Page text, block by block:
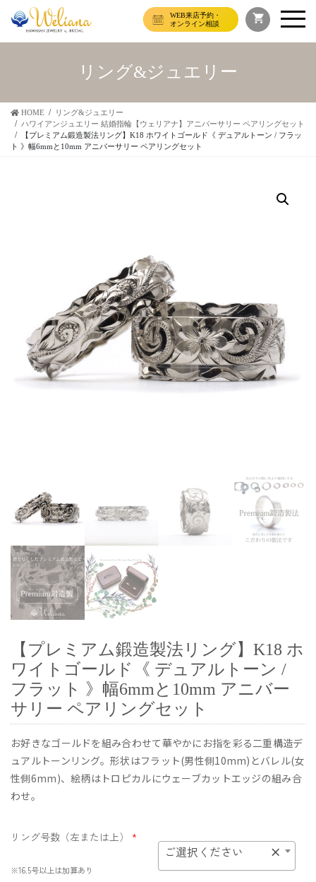
WEB来店予約・
オンライン相談
リング&ジュエリー
HOME
リング&ジュエリー
ハワイアンジュエリー 結婚指輪【ウェリアナ】アニバーサリー ペアリングセット
【プレミアム鍛造製法リング】K18 ホワイトゴールド《 デュアルトーン / フラッ
ト 》幅6mmと10mm アニバーサリー ペアリングセット
【プレミアム鍛造製法リング】K18 ホ
ワイトゴールド《 デュアルトーン /
フラット 》幅6mmと10mm アニバー
サリー ペアリングセット
お好きなゴールドを組み合わせて華やかにお指を彩る二重構造デ
ュアルトーンリング。形状はフラット(男性側10mm)とバレル(女
性側6mm)、絵柄はトロピカルにウェーブカットエッジの組み合
わせ。
リング号数（左または上） *
※16.5号以上は加算あり
×
ご選択ください